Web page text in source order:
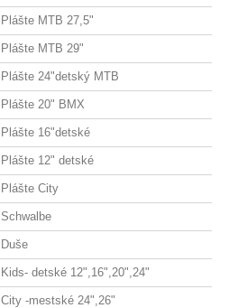
Plášte MTB 27,5"
Plášte MTB 29"
Plášte 24"detský MTB
Plášte 20" BMX
Plášte 16"detské
Plášte 12" detské
Plášte City
Schwalbe
Duše
Kids- detské 12",16",20",24"
City -mestské 24",26"